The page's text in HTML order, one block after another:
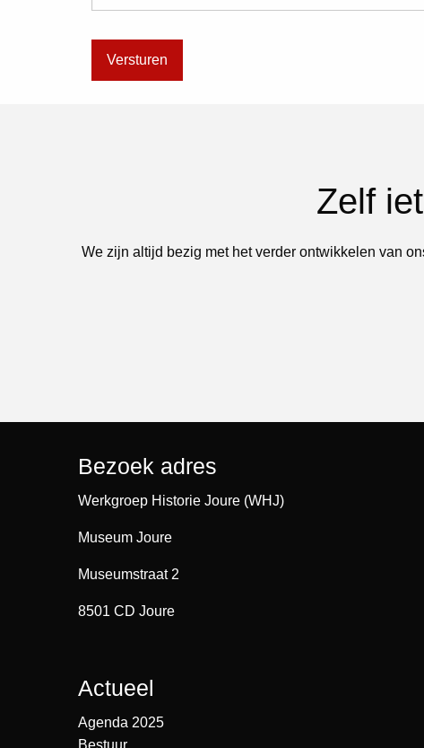
Zelf
We zijn altijd bezig met het verder ontwikkelen van
Bezoek adres
Werkgroep Historie Joure (WHJ)
Museum Joure
Museumstraat 2
8501 CD Joure
Actueel
Agenda 2025